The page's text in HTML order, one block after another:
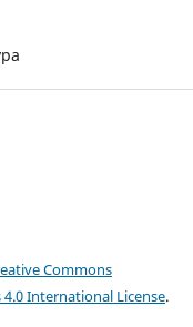
Commons
International License.